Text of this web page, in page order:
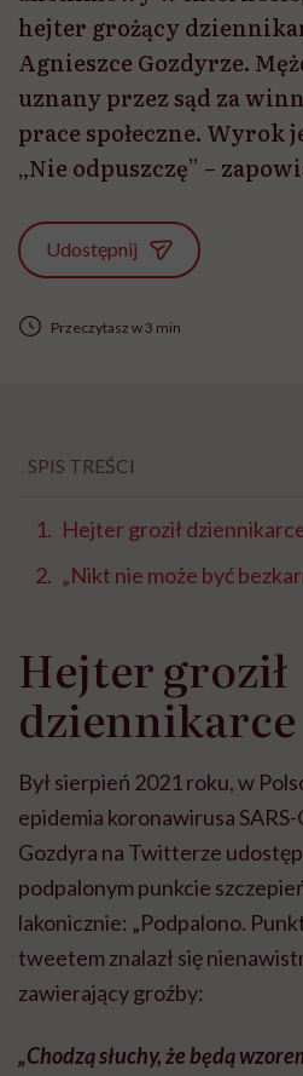
hejter grożący
Agnieszce Gozdyrze.
uznany przez sąd za
prace społeczne. Wyrok
„Nie odpuszczę” –
Udostępnij
Przeczytasz w 3 min
SPIS TREŚCI
Hejter groził
„Nikt nie może być
Hejter groził
dziennikarce
Był sierpień 2021 roku, w
epidemia koronawirusa
Gozdyra na Twitterze
podpalonym punkcie
lakonicznie: „Podpalono.
tweetem znalazł się
zawierający groźby:
„Chodzą słuchy, że będą